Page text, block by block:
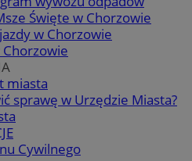
Święte w Chorzowie
w Chorzowie
Chorzowie
miasta
sprawę w Urzędzie Miasta?
Cywilnego